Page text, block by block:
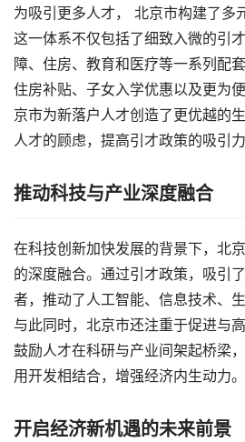
为吸引更多人才， 北京市构建了多
这一体系不仅包括了细致入微的引
障、住房、教育和医疗等一系列配
住房补贴、子女入学优惠以及更为
京市为新落户人才创造了更优越的
人才的顾虑，提高引才政策的吸引力
推动科技与产业深度融合
在科技创新加快发展的背景下，北
的深度融合。通过引才政策，吸引
者，推动了人工智能、信息技术、
与此同时，北京市还注重于促进与
鼓励人才在科研与产业间架起桥梁
用开发相结合，增强经济内生动力。
开启经济新机遇的未来前景